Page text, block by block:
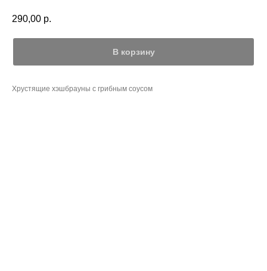
290,00 р.
В корзину
Хрустящие хэшбрауны с грибным соусом